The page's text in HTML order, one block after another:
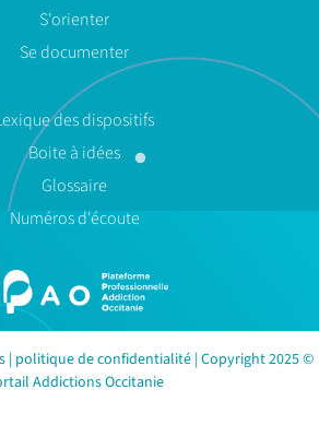
S'orienter
Se documenter
des dispositifs
Boite à idées
Glossaire
Numéros d'écoute
| politique de confidentialité | Copyright 2025 ©
Addictions Occitanie